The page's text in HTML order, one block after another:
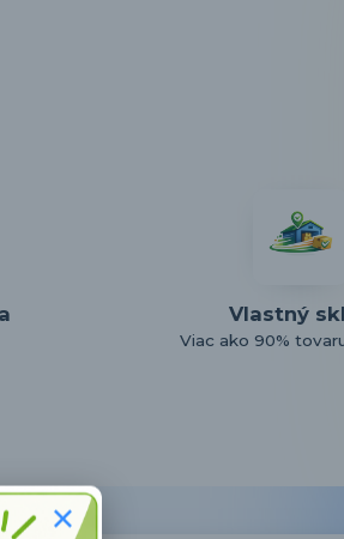
Vlastný
Viac ako 90%